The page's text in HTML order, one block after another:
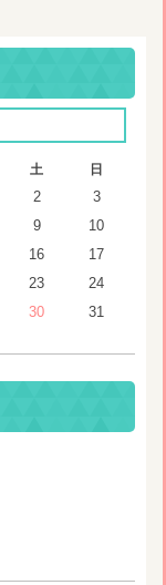
土 日
2
3
9
10
16
17
23
24
30 31